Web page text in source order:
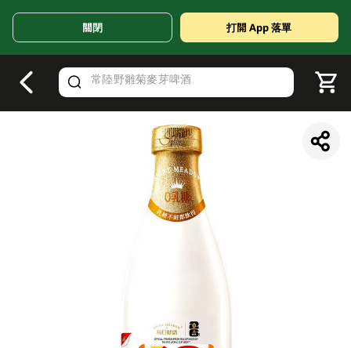
Valid Until 30 June 2026
關閉 打開 App 落單